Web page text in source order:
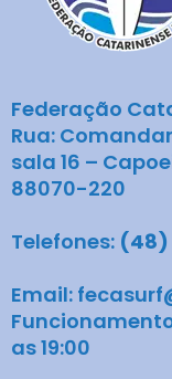
Federação
Rua:
sala 16 –
88070-220
Telefones: (48)
Email:
as 19:00